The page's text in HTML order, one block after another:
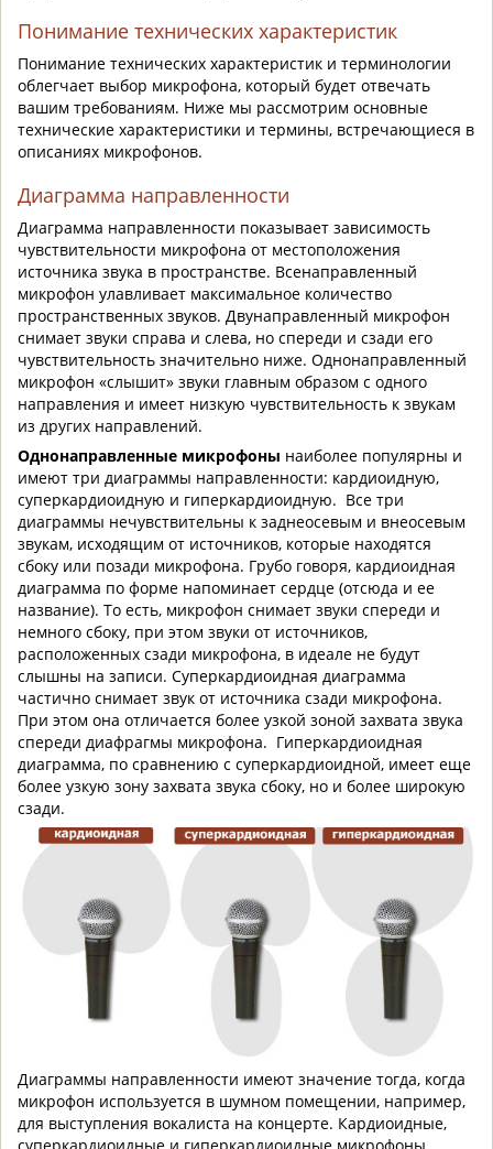
Понимание технических характеристик
Понимание технических характеристик и терминологии
облегчает выбор микрофона, который будет отвечать
вашим требованиям. Ниже мы рассмотрим основные
технические характеристики и термины, встречающиеся в
описаниях микрофонов.
Диаграмма направленности
Диаграмма направленности показывает зависимость
чувствительности микрофона от местоположения
источника звука в пространстве. Всенаправленный
микрофон улавливает максимальное количество
пространственных звуков. Двунаправленный микрофон
снимает звуки справа и слева, но спереди и сзади его
чувствительность значительно ниже. Однонаправленный
микрофон «слышит» звуки главным образом с одного
направления и имеет низкую чувствительность к звукам
из других направлений.
Однонаправленные микрофоны наиболее популярны и
имеют три диаграммы направленности: кардиоидную,
суперкардиоидную и гиперкардиоидную. Все три
диаграммы нечувствительны к заднеосевым и внеосевым
звукам, исходящим от источников, которые находятся
сбоку или позади микрофона. Грубо говоря, кардиоидная
диаграмма по форме напоминает сердце (отсюда и ее
название). То есть, микрофон снимает звуки спереди и
немного сбоку, при этом звуки от источников,
расположенных сзади микрофона, в идеале не будут
слышны на записи. Суперкардиоидная диаграмма
частично снимает звук от источника сзади микрофона.
При этом она отличается более узкой зоной захвата звука
спереди диафрагмы микрофона. Гиперкардиоидная
диаграмма, по сравнению с суперкардиоидной, имеет еще
более узкую зону захвата звука сбоку, но и более широкую
сзади.
Диаграммы направленности имеют значение тогда, когда
микрофон используется в шумном помещении, например,
для выступления вокалиста на концерте. Кардиоидные,